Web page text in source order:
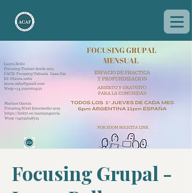
Focusing Grupal -